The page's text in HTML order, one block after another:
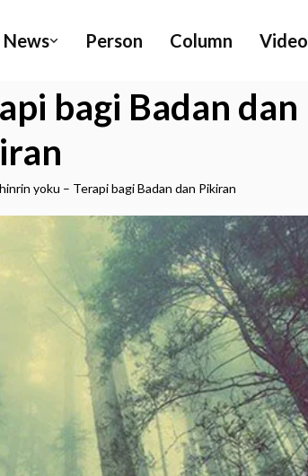
News Person Column Video
bagi Badan dan
yoku – Terapi bagi Badan dan Pikiran